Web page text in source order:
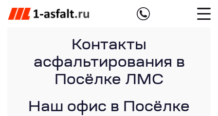
Контакты
асфальтирования в
Посёлке ЛМС
Наш офис в Посёлке